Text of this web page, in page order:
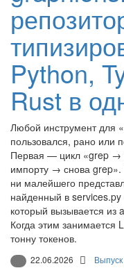
Python,
Rust в
Любой инструмент для
пользовался, рано или
Первая — цикл «grep →
импорту → снова grep».
ни малейшего
найденный в
который вызывается
Когда этим занимается
тонну токенов.
22.06.2026